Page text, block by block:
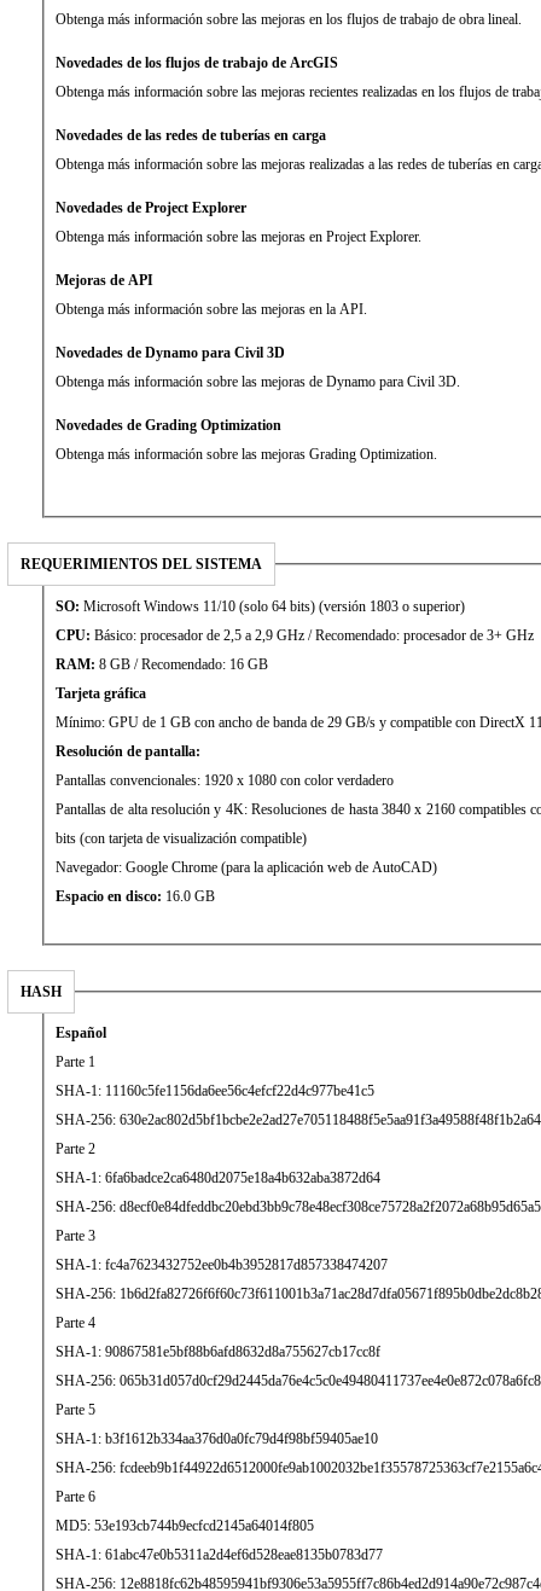
Obtenga más información sobre las mejoras en los flujos de trabajo de obra lineal.
Novedades de los flujos de trabajo de ArcGIS
Obtenga más información sobre las mejoras recientes realizadas en los flujos de
Novedades de las redes de tuberías en carga
Obtenga más información sobre las mejoras realizadas a las redes de tuberías en
Novedades de Project Explorer
Obtenga más información sobre las mejoras en Project Explorer.
Mejoras de API
Obtenga más información sobre las mejoras en la API.
Novedades de Dynamo para Civil 3D
Obtenga más información sobre las mejoras de Dynamo para Civil 3D.
Novedades de Grading Optimization
Obtenga más información sobre las mejoras Grading Optimization.
REQUERIMIENTOS DEL SISTEMA
SO: Microsoft Windows 11/10 (solo 64 bits) (versión 1803 o superior)
CPU: Básico: procesador de 2,5 a 2,9 GHz / Recomendado: procesador de 3+ GHz
RAM: 8 GB / Recomendado: 16 GB
Tarjeta gráfica
Mínimo: GPU de 1 GB con ancho de banda de 29 GB/s y compatible con DirectX
Resolución de pantalla:
Pantallas convencionales: 1920 x 1080 con color verdadero
Pantallas de alta resolución y 4K: Resoluciones de hasta 3840 x 2160 compatibles
bits (con tarjeta de visualización compatible)
Navegador: Google Chrome (para la aplicación web de AutoCAD)
Espacio en disco: 16.0 GB
HASH
Español
Parte 1
SHA-1: 11160c5fe1156da6ee56c4efcf22d4c977be41c5
SHA-256:
Parte 2
SHA-1: 6fa6badce2ca6480d2075e18a4b632aba3872d64
SHA-256:
Parte 3
SHA-1: fc4a7623432752ee0b4b3952817d857338474207
SHA-256:
Parte 4
SHA-1: 90867581e5bf88b6afd8632d8a755627cb17cc8f
SHA-256:
Parte 5
SHA-1: b3f1612b334aa376d0a0fc79d4f98bf59405ae10
SHA-256:
Parte 6
MD5: 53e193cb744b9ecfcd2145a64014f805
SHA-1: 61abc47e0b5311a2d4ef6d528eae8135b0783d77
SHA-256: